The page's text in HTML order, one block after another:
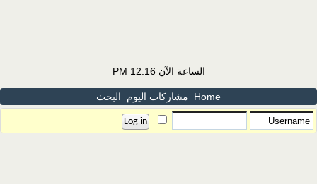
الساعة الآن12:16 PM
Home مشاركات اليوم البحث